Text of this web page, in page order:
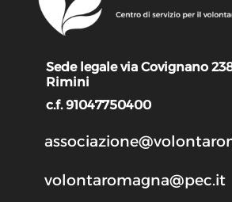
Sede legale via Covignano
Rimini
c.f. 91047750400
volontaromagna@pec.it